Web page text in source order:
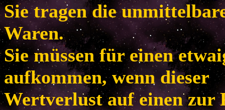
Sie tragen die
Waren.
Sie müssen für einen
aufkommen, wenn dieser
Wertverlust auf einen zur